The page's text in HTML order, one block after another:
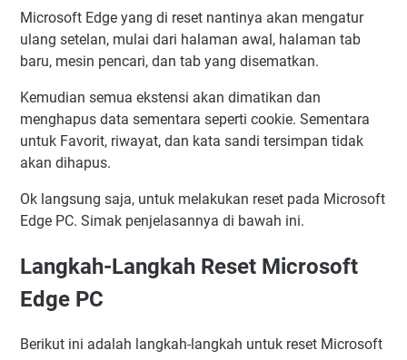
Microsoft Edge yang di reset nantinya akan mengatur
ulang setelan, mulai dari halaman awal, halaman tab
baru, mesin pencari, dan tab yang disematkan.
Kemudian semua ekstensi akan dimatikan dan
menghapus data sementara seperti cookie. Sementara
untuk Favorit, riwayat, dan kata sandi tersimpan tidak
akan dihapus.
Ok langsung saja, untuk melakukan reset pada Microsoft
Edge PC. Simak penjelasannya di bawah ini.
Langkah-Langkah Reset Microsoft
Edge PC
Berikut ini adalah langkah-langkah untuk reset Microsoft